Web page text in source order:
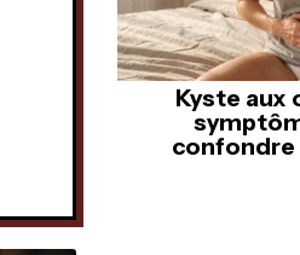
Kyste aux
confondre